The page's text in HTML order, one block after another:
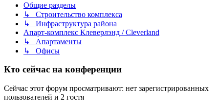
Общие разделы
↳ Строительство комплекса
↳ Инфраструктура района
Апарт-комплекс Клеверлэнд / Cleverland
↳ Апартаменты
↳ Офисы
Кто сейчас на конференции
Сейчас этот форум просматривают: нет зарегистрированных
пользователей и 2 гостя